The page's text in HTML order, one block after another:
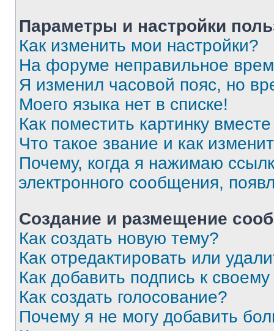
Параметры и настройки
Как изменить мои настройки?
На форуме неправильное
Я изменил часовой пояс, но
Моего языка нет в списке!
Как поместить картинку
Что такое звание и как
Почему, когда я нажимаю
электронного сообщения,
Создание и размещение
Как создать новую тему?
Как отредактировать или
Как добавить подпись к
Как создать голосование?
Почему я не могу добавить